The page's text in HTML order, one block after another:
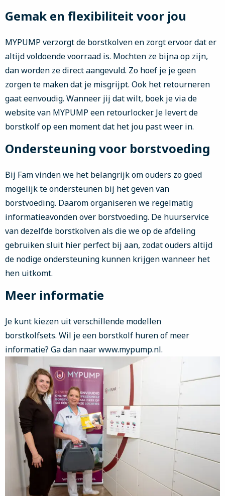
Gemak en flexibiliteit voor jou
MYPUMP verzorgt de borstkolven en zorgt ervoor dat er
altijd voldoende voorraad is. Mochten ze bijna op zijn,
dan worden ze direct aangevuld. Zo hoef je je geen
zorgen te maken dat je misgrijpt. Ook het retourneren
gaat eenvoudig. Wanneer jij dat wilt, boek je via de
website van MYPUMP een retourlocker. Je levert de
borstkolf op een moment dat het jou past weer in.
Ondersteuning voor borstvoeding
Bij Fam vinden we het belangrijk om ouders zo goed
mogelijk te ondersteunen bij het geven van
borstvoeding. Daarom organiseren we regelmatig
informatieavonden over borstvoeding. De huurservice
van dezelfde borstkolven als die we op de afdeling
gebruiken sluit hier perfect bij aan, zodat ouders altijd
de nodige ondersteuning kunnen krijgen wanneer het
hen uitkomt.
Meer informatie
Je kunt kiezen uit verschillende modellen
borstkolfsets. Wil je een borstkolf huren of meer
informatie? Ga dan naar www.mypump.nl.